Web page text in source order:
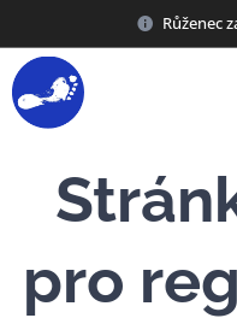
Růženec
pro